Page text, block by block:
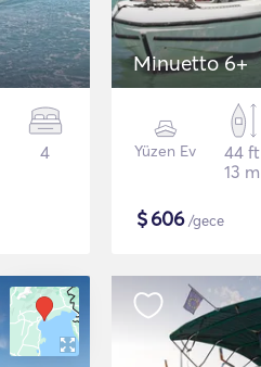
4
Minuetto 6+
Yüzen Ev
44 ft
13 m
$606/gece